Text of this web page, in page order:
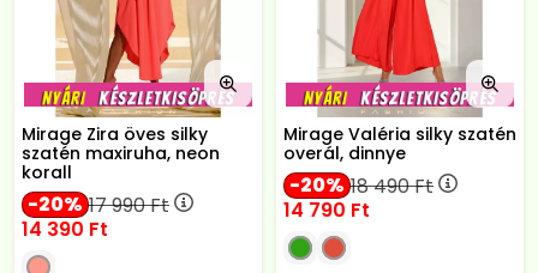
Mirage Zira öves silky
szatén maxiruha, neon
korall
20 17 990Ft
14 390 Ft
Mirage Valéria silky szatén
overál, dinnye
20 18 490Ft
14 790 Ft